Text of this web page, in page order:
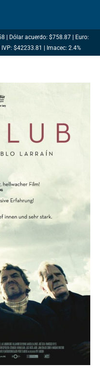
| Dólar acuerdo: $758.87 | Euro:
$42233.81 | Imacec: 2.4%